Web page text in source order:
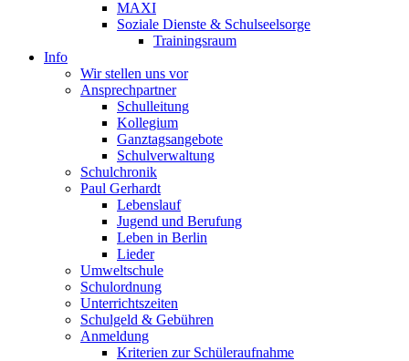
MAXI
Soziale Dienste & Schulseelsorge
Trainingsraum
Info
Wir stellen uns vor
Ansprechpartner
Schulleitung
Kollegium
Ganztagsangebote
Schulverwaltung
Schulchronik
Paul Gerhardt
Lebenslauf
Jugend und Berufung
Leben in Berlin
Lieder
Umweltschule
Schulordnung
Unterrichtszeiten
Schulgeld & Gebühren
Anmeldung
Kriterien zur Schüleraufnahme